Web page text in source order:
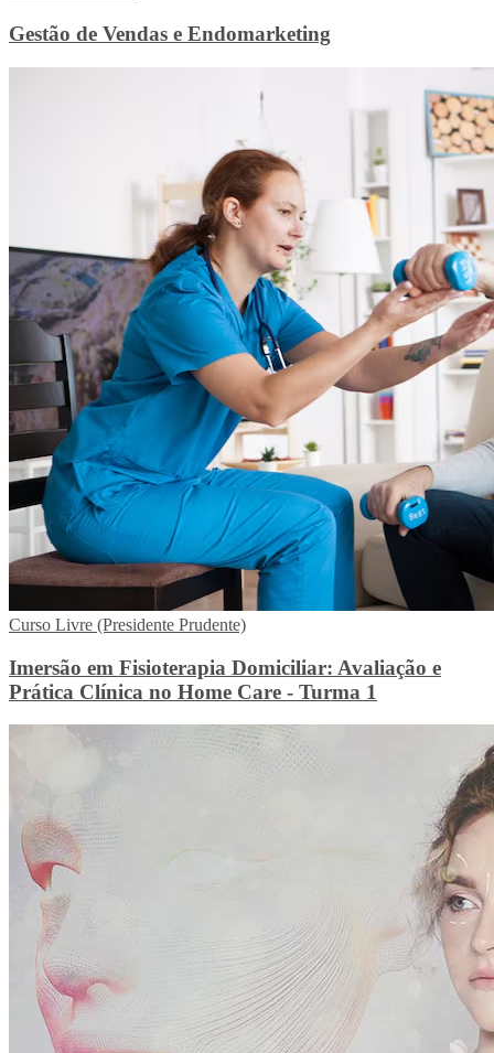
Gestão de Vendas e Endomarketing
Curso Livre (Presidente Prudente)
Imersão em Fisioterapia Domiciliar: Avaliação e
Prática Clínica no Home Care - Turma 1